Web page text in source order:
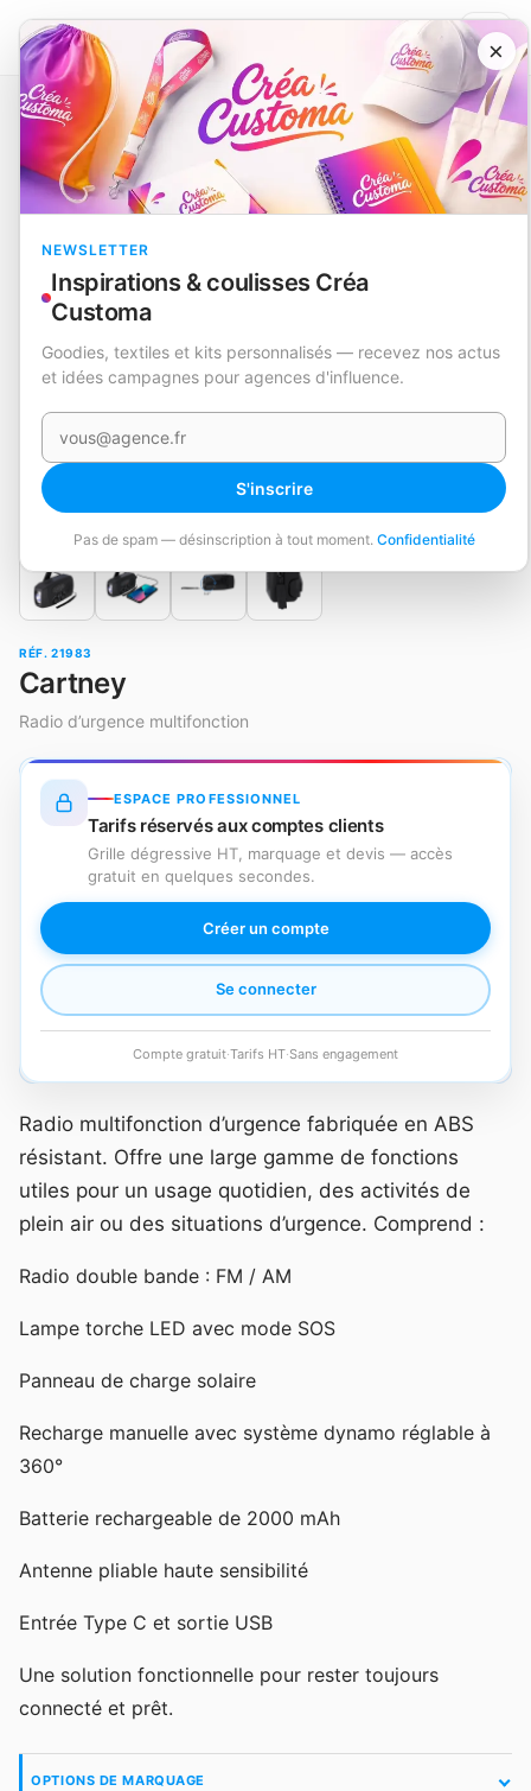
×
NEWSLETTER
Inspirations & coulisses Créa
Customa
Goodies, textiles et kits personnalisés — recevez nos actus
et idées campagnes pour agences d'influence.
Votre e-mail
S'inscrire
Pas de spam — désinscription à tout moment. Confidentialité
Catalogue Nouveautés Radio d’urgence multifonction Cartney
EN STOCK
RÉF. 21983
Cartney
Radio d’urgence multifonction
ESPACE PROFESSIONNEL
Tarifs réservés aux comptes clients
Grille dégressive HT, marquage et devis — accès
gratuit en quelques secondes.
Créer un compte
Se connecter
Compte gratuit·Tarifs HT·Sans engagement
Radio multifonction d’urgence fabriquée en ABS
résistant. Offre une large gamme de fonctions
utiles pour un usage quotidien, des activités de
plein air ou des situations d’urgence. Comprend :
Radio double bande : FM / AM
Lampe torche LED avec mode SOS
Panneau de charge solaire
Recharge manuelle avec système dynamo réglable à
360°
Batterie rechargeable de 2000 mAh
Antenne pliable haute sensibilité
Entrée Type C et sortie USB
Une solution fonctionnelle pour rester toujours
connecté et prêt.
OPTIONS DE MARQUAGE